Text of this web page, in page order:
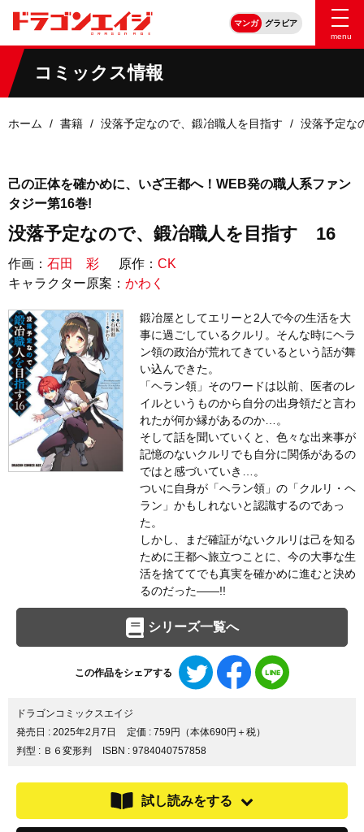
マンガ
グラビア
menu
コミックス情報
ホーム 書籍 没落予定なので、鍛冶職人を目指す 没落予定な
己の正体を確かめに、いざ王都へ！WEB発の職人系ファン
タジー第16巻!
没落予定なので、鍛冶職人を目指す 16
作画： 石田 彩 原作： CK
キャラクター原案： かわく
鍛冶屋としてエリーと2人で今の生活を大
事に過ごしているクルリ。そんな時にヘラ
ン領の政治が荒れてきているという話が舞
い込んできた。
「ヘラン領」そのワードは以前、医者のレ
イルというものから自分の出身領だと言わ
れたが何か縁があるのか…。
そして話を聞いていくと、色々な出来事が
記憶のないクルリでも自分に関係があるの
ではと感づいていき…。
ついに自身が「ヘラン領」の「クルリ・ヘ
ラン」かもしれないと認識するのであっ
た。
しかし、まだ確証がないクルリは己を知る
ために王都へ旅立つことに、今の大事な生
活を捨ててでも真実を確かめに進むと決め
るのだった――!!
シリーズ一覧へ
この作品をシェアする
Twitter
で
ア
Facebook
で
ア
で
ドラゴンコミックスエイジ
発売日 : 2025年2月7日
定価 : 759円（本体690円＋税）
判型 : Ｂ６変形判
ISBN : 9784040757858
試し読みをする